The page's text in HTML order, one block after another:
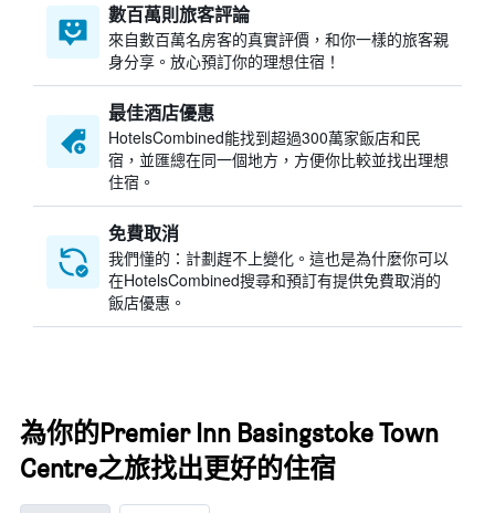
數百萬則旅客評論
來自數百萬名房客的真實評價，和你一樣的旅客親
身分享。放心預訂你的理想住宿！
最佳酒店優惠
HotelsCombined​能找到超過300萬家飯店和民
宿，並匯總在同一個地方，方便你比較並找出理想
住宿。
免費取消
我們懂的：計劃趕不上變化。這也是為什麼你可以
在HotelsCombined搜尋和預訂有提供免費取消的
飯店優惠。
為你的Premier Inn Basingstoke Town
Centre之旅找出更好的住宿